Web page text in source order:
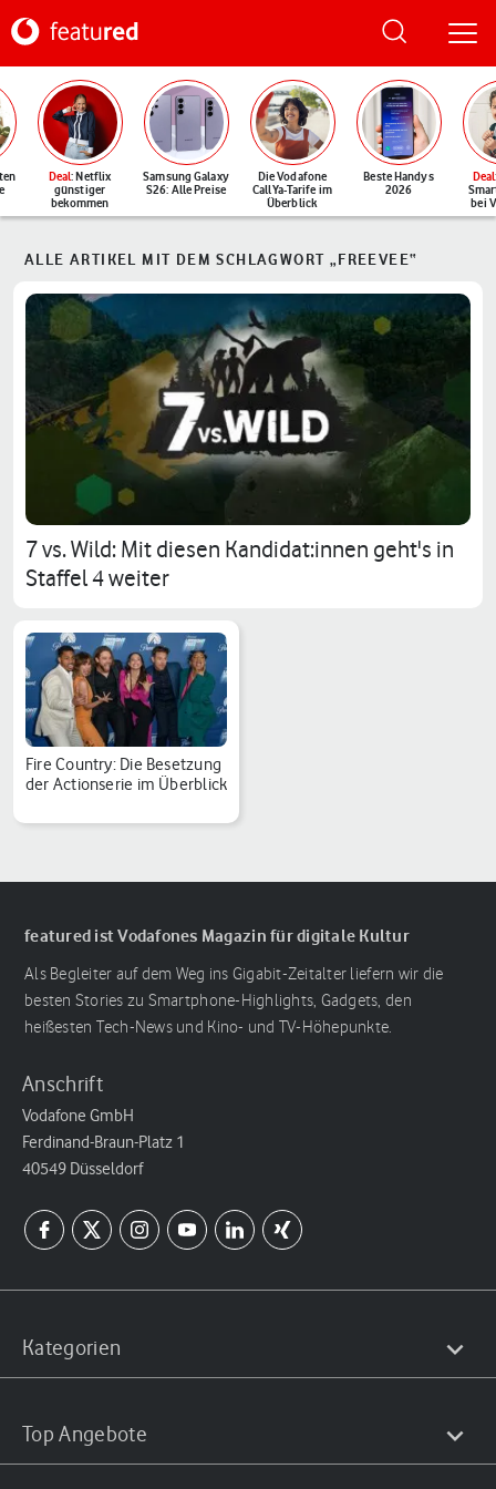
Deal: Netflix
günstiger
bekommen
Samsung Galaxy
S26: Alle Preise
Die Vodafone
CallYa-Tarife im
Überblick
Beste Handys
2026
Deal
bei
ALLE ARTIKEL MIT DEM SCHLAGWORT „FREEVEE“
7 vs. Wild: Mit diesen Kandidat:innen geht's in
Staffel 4 weiter
Fire Country: Die Besetzung
der Actionserie im Überblick
featured ist Vodafones Magazin für digitale Kultur
Als Begleiter auf dem Weg ins Gigabit-Zeitalter liefern wir die
besten Stories zu Smartphone-Highlights, Gadgets, den
heißesten Tech-News und Kino- und TV-Höhepunkte.
Anschrift
Vodafone GmbH
Ferdinand-Braun-Platz 1
40549 Düsseldorf
Kategorien
Top Angebote